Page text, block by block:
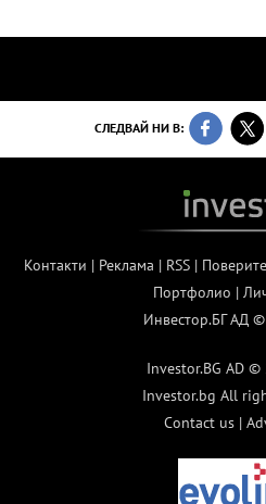
СЛЕДВАЙ НИ В:
Контакти | Реклама | RSS|
Портфолио |
Инвестор.БГ АД
Investor.BG AD
Investor.bg All
Contact us |